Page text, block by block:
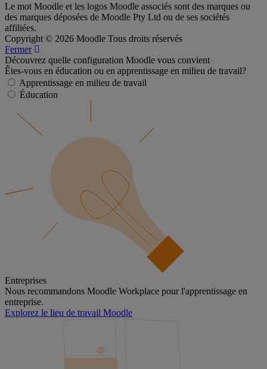
Le mot Moodle et les logos Moodle associés sont des marques ou
des marques déposées de Moodle Pty Ltd ou de ses sociétés
affiliées.
Copyright © 2026 Moodle Tous droits réservés
Fermer
Découvrez quelle configuration Moodle vous convient
Êtes-vous en éducation ou en apprentissage en milieu de travail?
Apprentissage en milieu de travail
Éducation
Entreprises
Nous recommandons Moodle Workplace pour l'apprentissage en
entreprise.
Explorez le lieu de travail Moodle